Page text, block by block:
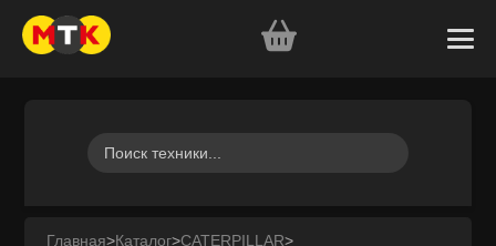
Главная>Каталог>CATERPILLAR>